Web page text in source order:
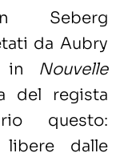
Seberg
da Aubry
in Nouvelle
del regista
questo:
dalle